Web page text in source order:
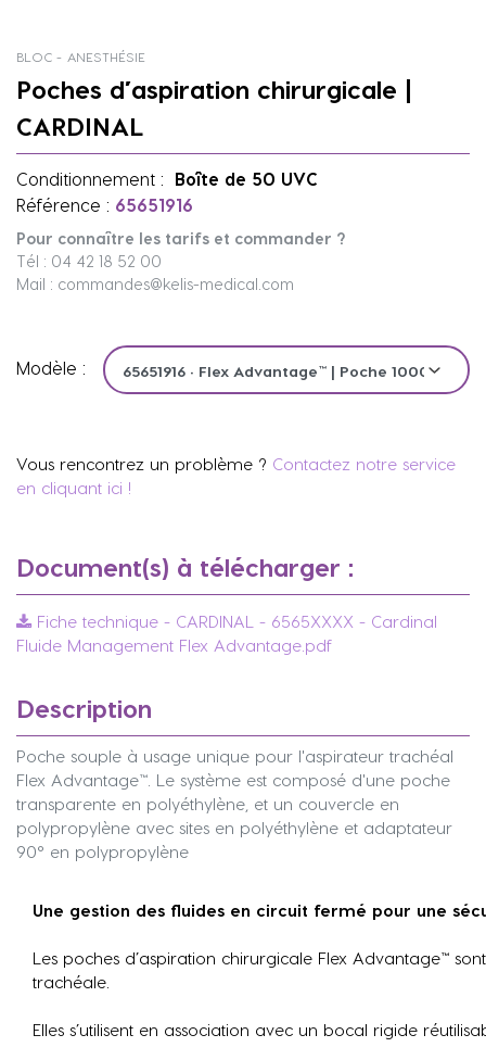
BLOC - ANESTHÉSIE
Poches d’aspiration chirurgicale |
CARDINAL
Conditionnement :
Boîte de 50 UVC
Référence : 65651916
Pour connaître les tarifs et commander ?
Tél : 04 42 18 52 00
Mail : commandes@kelis-medical.com
Modèle :
Vous rencontrez un problème ? Contactez notre service
en cliquant ici !
Document(s) à télécharger :
Fiche technique - CARDINAL - 6565XXXX - Cardinal
Fluide Management Flex Advantage.pdf
Description
Poche souple à usage unique pour l'aspirateur trachéal
Flex Advantage™. Le système est composé d'une poche
transparente en polyéthylène, et un couvercle en
polypropylène avec sites en polyéthylène et adaptateur
90° en polypropylène
Une gestion des fluides en circuit fermé pour une
Les poches d’aspiration chirurgicale Flex Advantage™
trachéale.
Elles s’utilisent en association avec un bocal rigide